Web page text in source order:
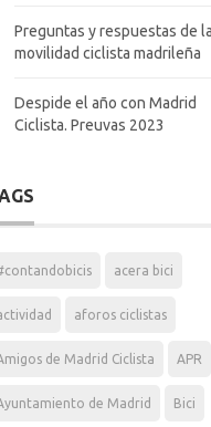
Preguntas y respuestas de la
movilidad ciclista madrileña
Despide el año con Madrid
Ciclista. Preuvas 2023
acera bici
aforos ciclistas
de Madrid Ciclista APR
de Madrid Bici